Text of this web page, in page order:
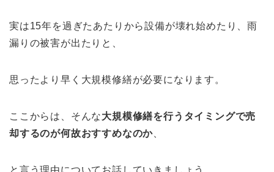
実は15年を過ぎたあたりから設備が壊れ始めたり、雨
漏りの被害が出たりと、
思ったより早く大規模修繕が必要になります。
ここからは、そんな大規模修繕を行うタイミングで売
却するのが何故おすすめなのか